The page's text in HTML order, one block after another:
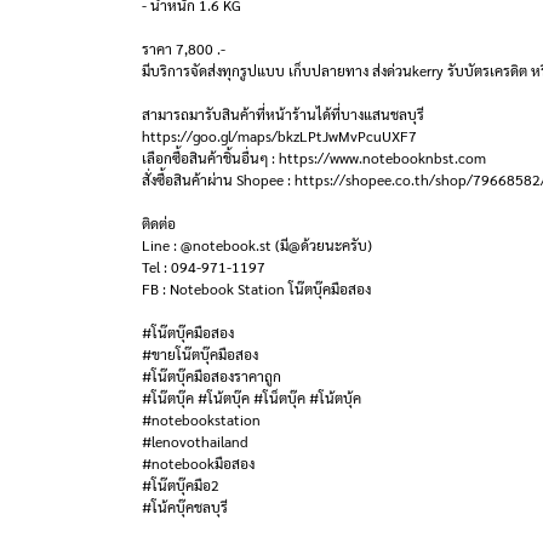
- น้ำหนัก 1.6 KG
ราคา 7,800 .-
มีบริการจัดส่งทุกรูปแบบ เก็บปลายทาง ส่งด่วนkerry รับบัตรเครดิต
สามารถมารับสินค้าที่หน้าร้านได้ที่บางแสนชลบุรี
https://goo.gl/maps/bkzLPtJwMvPcuUXF7
เลือกซื้อสินค้าชิ้นอื่นๆ : https://www.notebooknbst.com
สั่งซื้อสินค้าผ่าน Shopee : https://shopee.co.th/shop/
ติดต่อ
Line : @notebook.st (มี@ด้วยนะครับ)
Tel : 094-971-1197
FB : Notebook Station โน๊ตบุ๊คมือสอง
#โน๊ตบุ๊คมือสอง
#ขายโน๊ตบุ๊คมือสอง
#โน๊ตบุ๊คมือสองราคาถูก
#โน๊ตบุ๊ค #โน้ตบุ๊ค #โน็ตบุ๊ค #โน้ตบุ้ค
#notebookstation
#lenovothailand
#notebookมือสอง
#โน๊ตบุ๊คมือ2
#โน้คบุ๊คชลบุรี